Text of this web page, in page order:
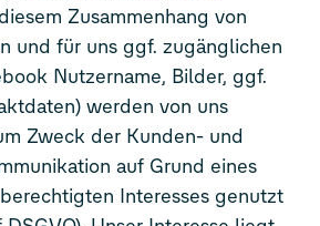
Zusammenhang von
und für uns ggf. zugänglichen
Nutzername, Bilder, ggf.
werden von uns
Zweck der Kunden- und
auf Grund eines
Interesses genutzt